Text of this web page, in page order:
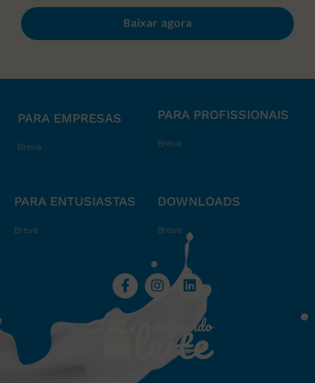
Baixar agora
PARA EMPRESAS
Breve
PARA PROFISSIONAIS
Breve
PARA ENTUSIASTAS
Breve
DOWNLOADS
Breve